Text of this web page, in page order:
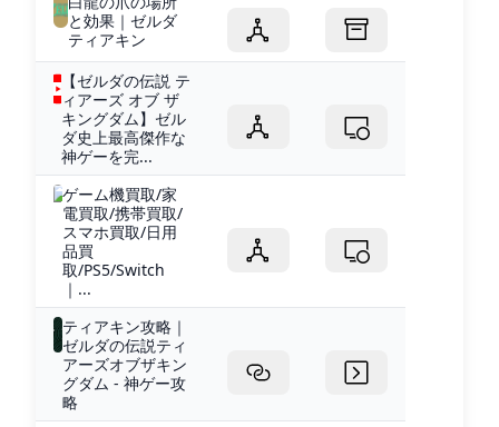
と効果｜ゼルダ
ティアキン
【ゼルダの伝説 テ
ィアーズ オブ ザ
キングダム】ゼル
ダ史上最高傑作な
神ゲーを完...
ゲーム機買取/家
電買取/携帯買取/
スマホ買取/日用
品買
取/PS5/Switch
｜...
ティアキン攻略｜
ゼルダの伝説ティ
アーズオブザキン
グダム - 神ゲー攻
略